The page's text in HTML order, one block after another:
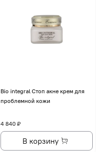
Bio integral Стоп акне крем для
проблемной кожи
4 840 ₽
В корзину